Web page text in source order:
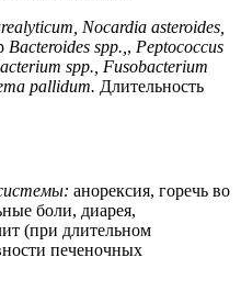
Nocardia asteroides,
Bacteroides spp., , Peptococcus
spp., Fusobacterium
pallidum. Длительность
анорексия, горечь во
боли, диарея,
(при длительном
печеночных